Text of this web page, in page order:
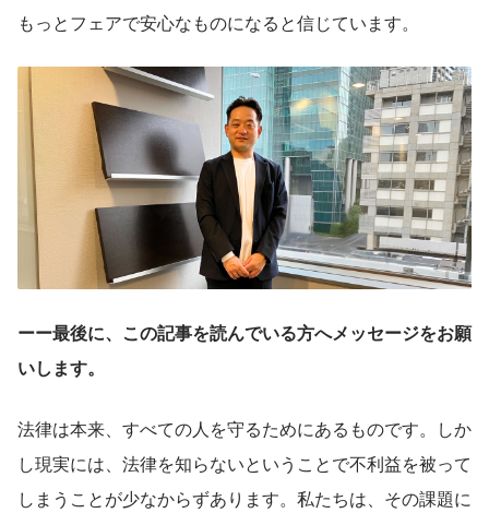
もっとフェアで安心なものになると信じています。
ーー最後に、この記事を読んでいる方へメッセージをお願
いします。
法律は本来、すべての人を守るためにあるものです。しか
し現実には、法律を知らないということで不利益を被って
しまうことが少なからずあります。私たちは、その課題に